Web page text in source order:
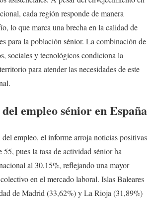
cada región responde de manera
lo que marca una brecha en la calidad de
para la población sénior. La combinación de
sociales y tecnológicos condiciona la
para atender las necesidades de este
empleo sénior en España
empleo, el informe arroja noticias positivas
55, pues la tasa de actividad sénior ha
al 30,15%, reflejando una mayor
en el mercado laboral. Islas Baleares
de Madrid (33,62%) y La Rioja (31,89%)